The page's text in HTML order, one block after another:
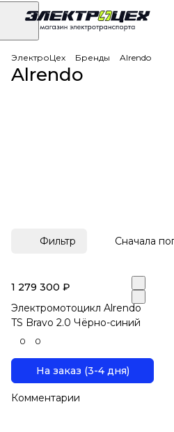
ЭлектроЦех Бренды Alrendo
Alrendo
Фильтр Сначала
1 279 300 ₽
Электромотоцикл Alrendo
TS Bravo 2.0 Чёрно-синий
0 0
На заказ (3-4 дня)
Комментарии